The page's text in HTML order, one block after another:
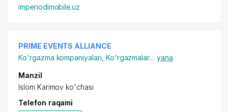
imperiodimobile.uz
PRIME EVENTS ALLIANCE
Ko'rgazma kompaniyalari Ko'rgazmalar... yana
Manzil
Islom Karimov ko'chasi
Telefon raqami